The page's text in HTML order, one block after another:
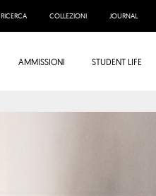
RICERCA COLLEZIONI JOURNAL
AMMISSIONI STUDENT LIFE